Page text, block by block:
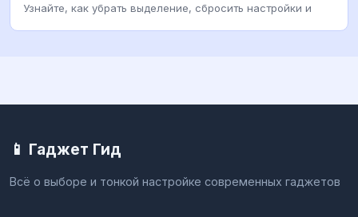
Узнайте, как убрать выделение, сбросить настройки и
📱 Гаджет Гид
Всё о выборе и тонкой настройке современных гаджетов